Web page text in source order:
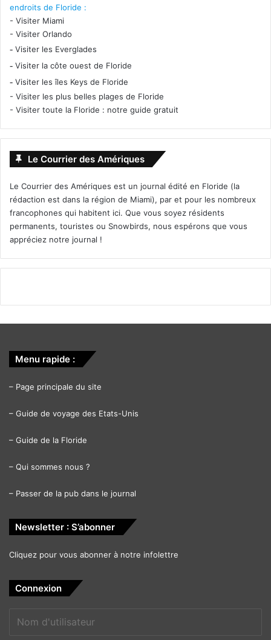
Ralph 2.0
s’embarquent ensemble dans une nouvelle aventure.
Un film d’animation Disney de : Phil Johnston et Rich
Moore.
[ot-video type= »youtube »
anglaise corrompue.
Un film d’Otto Bathurst avec Taron Egerton, Jamie Dornan,
Ben Mendelsohn.
url= »https://youtu.be/zwPn9ZnbCo0″]
Le 23 novembre :
endroits de Floride :
- Visiter Miami
- Visiter Orlando
- Visiter les Everglades
- Visiter la côte ouest de Floride
- Visiter les îles Keys de Floride
- Visiter les plus belles plages de Floride
- Visiter toute la Floride : notre guide gratuit
Le Courrier des Amériques
Le Courrier des Amériques est un journal édité en Floride (la
rédaction est dans la région de Miami), par et pour les nombreux
francophones qui habitent ici. Que vous soyez résidents
permanents, touristes ou Snowbirds, nous espérons que vous
appréciez notre journal !
Menu rapide :
– Page principale du site
– Guide de voyage des Etats-Unis
– Guide de la Floride
– Qui sommes nous ?
– Passer de la pub dans le journal
Newsletter : S’abonner
Cliquez pour vous abonner à notre infolettre
Connexion